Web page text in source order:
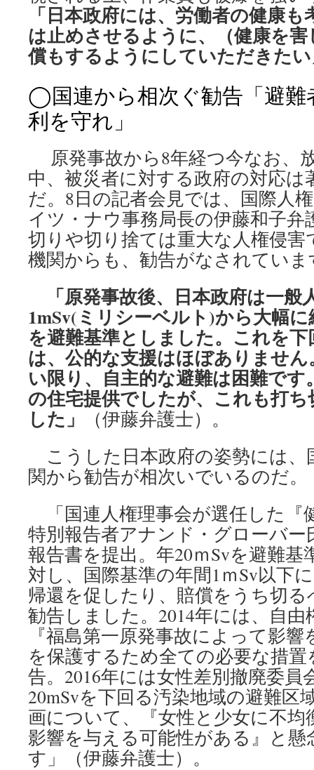
「日本政府には、労働者の健康
は止めさせるように、（健康を
償もするようにしていただきた
◯国連から相次ぐ勧告「避難
利を守れ」
原発事故から8年経つ今なお、
中、被災者に対する政府の対応
だ。8日の記者会見では、国際人
イツ・ナウ事務局長の伊藤和子弁
切りや切り捨ては重大な人権侵害
機関からも、勧告がなされてい
「原発事故後、日本政府は一
1mSv(ミリシーベルト)から大幅
を避難基準としました。これを
は、公的な支援はほぼありませ
い限り、自主的な避難は困難で
の住宅提供でしたが、これも打
した」
（伊藤弁護士）。
こうした日本政府の姿勢には、
関から勧告が相次いでいるのだ。
「国連人権理事会が選任した『
特別報告者アナンド・グローバー
報告書を提出。年20ｍSvを避難
対し、国際基準の年間1ｍSv以下
帰還を促したり、賠償をうち切
勧告しました。2014年には、自由
『福島第一原発事故によって影
を保護するため全ての必要な措
告。2016年には女性差別撤廃委員
20mSvを下回る汚染地域の避難区
画について、『女性と少女に不
影響を与える可能性がある』と
す」（伊藤弁護士）。